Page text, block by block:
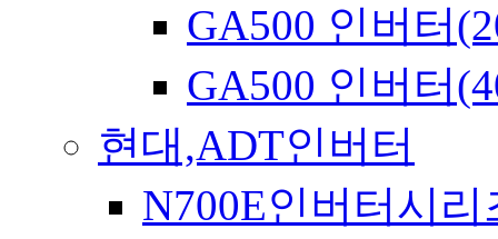
GA500 인버터
GA500 인버터
현대,ADT인버터
N700E인버터시리